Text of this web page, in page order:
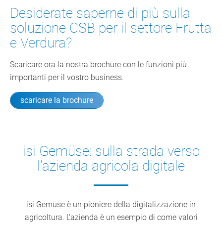
Desiderate saperne di più sulla
soluzione CSB per il settore Frutta
e Verdura?
Scaricare ora la nostra brochure con le funzioni più
importanti per il vostro business.
scaricare la brochure
isi Gemüse: sulla strada verso
l'azienda agricola digitale
isi Gemüse è un pioniere della digitalizzazione in
agricoltura. L'azienda è un esempio di come valori